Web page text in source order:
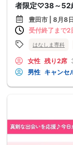
者限定♡38～
豊田市 | 8月8
受付終了まで2
はなしま専科
女性 残り2席
男性 キャンセ